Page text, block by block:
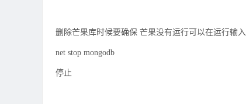
删除芒果库时候要确保 芒果没有运行可以在运行输入
net stop mongodb
停止